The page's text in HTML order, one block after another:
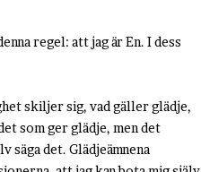
regel: att jag är En. I dess
skiljer sig, vad gäller glädje,
som ger glädje, men det
säga det. Glädjeämnena